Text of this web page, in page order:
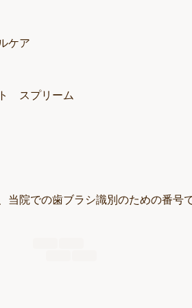
ケア
スプリーム
院での歯ブラシ識別のための番号